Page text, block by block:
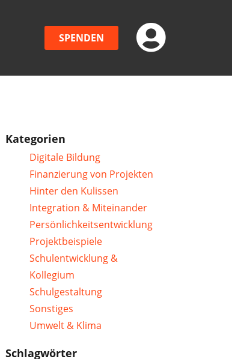
SPENDEN
Kategorien
Digitale Bildung
Finanzierung von Projekten
Hinter den Kulissen
Integration & Miteinander
Persönlichkeitsentwicklung
Projektbeispiele
Schulentwicklung &
Kollegium
Schulgestaltung
Sonstiges
Umwelt & Klima
Schlagwörter